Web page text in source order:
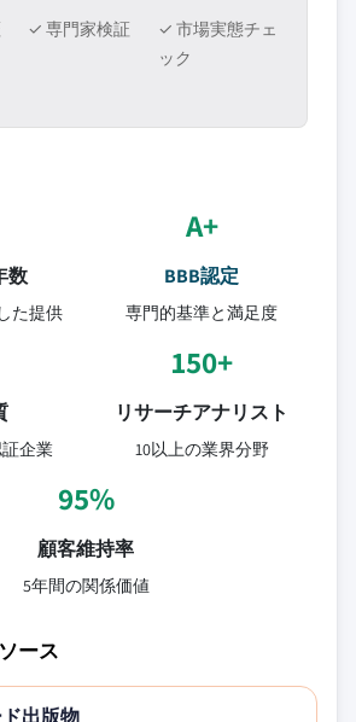
✓ 専門家検証
✓ 市場実態チェ
ック
数
た提供
A+
BBB認定
専門的基準と満足度
証企業
150+
リサーチアナリスト
10以上の業界分野
95%
顧客維持率
5年間の関係価値
ース
出版物